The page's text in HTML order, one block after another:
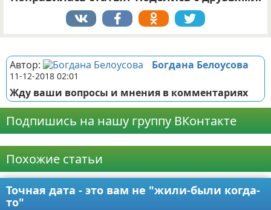
Автор: Богдана Белоусова
11-12-2018 02:01
Жду ваши вопросы и мнения в комментариях
Подпишись на нашу группу ВКонтакте
Похожие статьи
Точная дата - это вам не "жили-были когда-
то"